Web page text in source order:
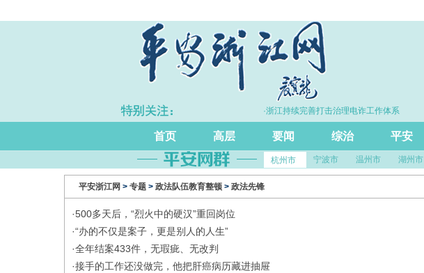
·上半年浙江GDP同比增长5.7% ·浙江持续完善打击治理电诈工作体系
首页 高层 要闻 综治 平安
杭州市 宁波市 温州市 湖州市
平安浙江网 > 专题 > 政法队伍教育整顿 > 政法先锋
·​500多天后，“烈火中的硬汉”重回岗位
·​“办的不仅是案子，更是别人的人生”
·​全年结案433件，无瑕疵、无改判
·​接手的工作还没做完，他把肝癌病历藏进抽屉